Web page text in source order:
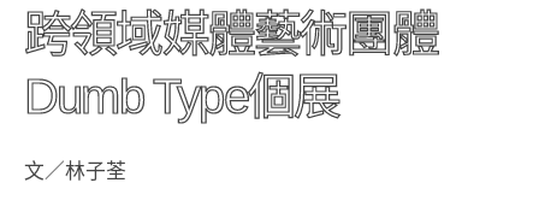
跨領域媒體藝術團體
Dumb Type個展
文／林子荃